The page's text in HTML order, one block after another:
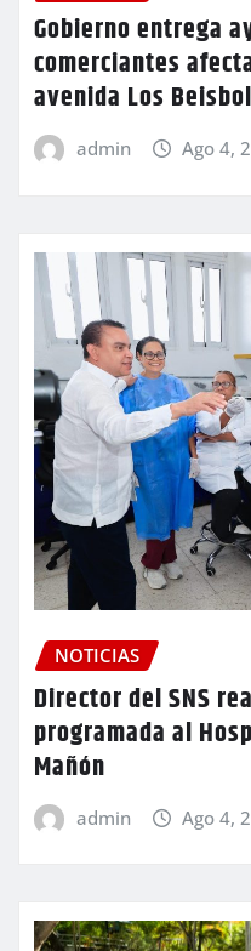
Gobierno entrega
comerciantes
avenida Los
admin Ago 4,
NOTICIAS
Director del SNS
programada al
Mañón
admin Ago 4,